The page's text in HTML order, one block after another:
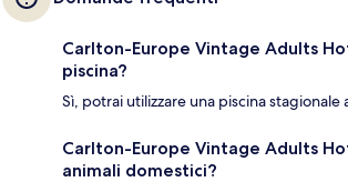
Carlton-Europe Vintage Adults
piscina?
Sì, potrai utilizzare una piscina stagionale
Carlton-Europe Vintage Adults
animali domestici?